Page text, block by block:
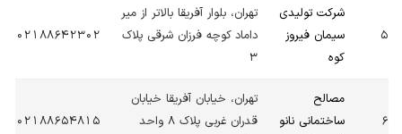
5
شرکت تولیدی
سیمان فیروز
کوه
تهران، بلوار آفریقا بالاتر از میر
داماد کوچه فرزان شرقی پلاک
3
02188642302
6
مصالح
ساختمانی نانو
تهران، خیابان آفریقا خیابان
قدران غربی پلاک 8 واحد
02188654815